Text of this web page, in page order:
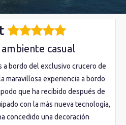
casual
a bordo del exclusivo crucero de
maravillosa experiencia a bordo
que ha recibido después de
con la más nueva tecnología,
concedido una decoración